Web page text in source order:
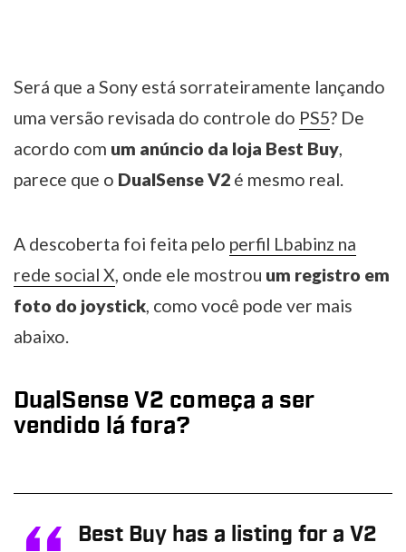
Será que a Sony está sorrateiramente lançando
uma versão revisada do controle do PS5? De
acordo com um anúncio da loja Best Buy
parece que o DualSense V2 é mesmo real.
A descoberta foi feita pelo perfil Lbabinz na
rede social X, onde ele mostrou um registro em
foto do joystick, como você pode ver mais
abaixo.
DualSense V2 começa a ser
vendido lá fora?
Best Buy has a listing for a V2